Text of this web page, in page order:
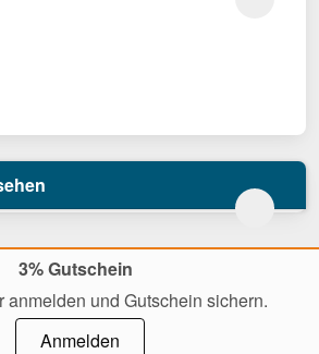
3% Gutschein
anmelden und Gutschein sichern.
Anmelden